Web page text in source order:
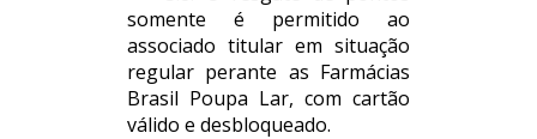
somente é permitido ao
associado titular em situação
regular perante as Farmácias
Brasil Poupa Lar, com cartão
válido e desbloqueado.